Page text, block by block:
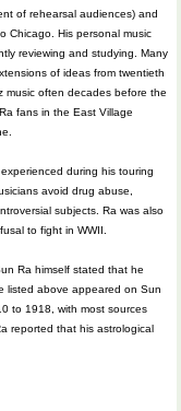
of rehearsal audiences) and
Chicago. His personal music
reviewing and studying. Many
of ideas from twentieth
music often decades before the
fans in the East Village
during his touring
avoid drug abuse,
subjects. Ra was also
to fight in WWII.
Ra himself stated that he
listed above appeared on Sun
to 1918, with most sources
reported that his astrological